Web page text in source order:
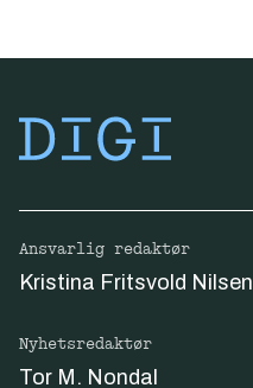
Ansvarlig redaktør
Kristina Fritsvold Nilsen
Nyhetsredaktør
Tor M. Nondal